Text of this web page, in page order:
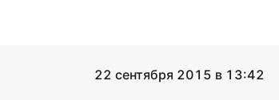
22 сентября 2015 в 13:42